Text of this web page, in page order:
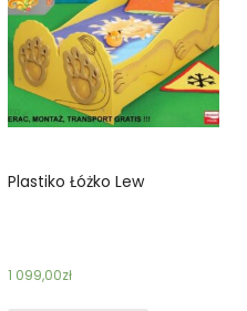
Plastiko Łóżko Lew
1 099,00zł